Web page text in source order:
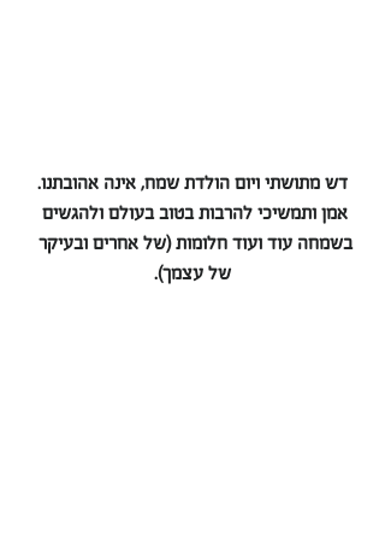
דש מתושתי ויום הולדת שמח, אינה אהובתנו.
אמן ותמשיכי להרבות בטוב בעולם ולהגשים
בשמחה עוד ועוד חלומות (של אחרים ובעיקר
של עצמך).